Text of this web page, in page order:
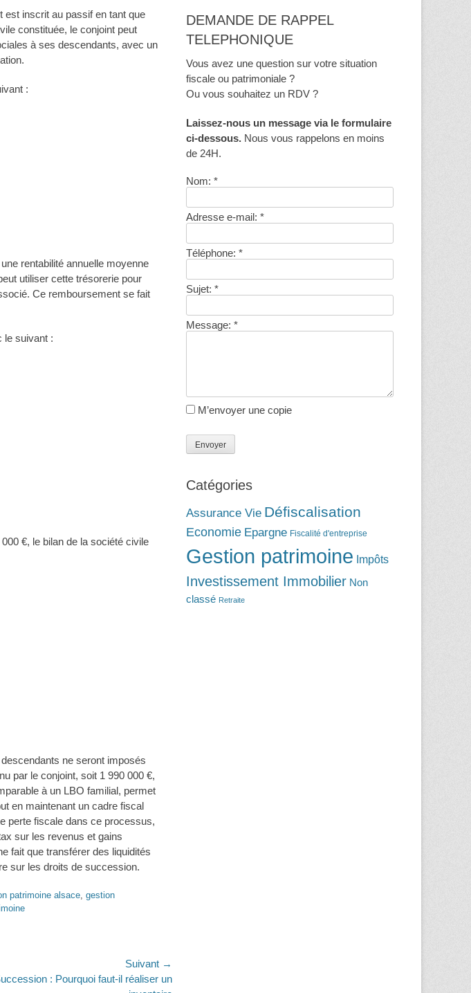
est inscrit au passif en tant que
constituée, le conjoint peut
à ses descendants, avec un
:
rentabilité annuelle moyenne
utiliser cette trésorerie pour
Ce remboursement se fait
le suivant :
€, le bilan de la société civile
ne seront imposés
par le conjoint, soit 1 990 000 €,
à un LBO familial, permet
en maintenant un cadre fiscal
perte fiscale dans ce processus,
sur les revenus et gains
fait que transférer des liquidités
sur les droits de succession.
patrimoine alsace gestion
Suivant →
: Pourquoi faut-il réaliser un
DEMANDE DE RAPPEL
TELEPHONIQUE
Vous avez une question sur votre situation
fiscale ou patrimoniale ?
Ou vous souhaitez un RDV ?
Laissez-nous un message via le formulaire
ci-dessous. Nous vous rappelons en moins
de 24H.
Nom: *
Adresse e-mail: *
Téléphone: *
Sujet: *
Message: *
M’envoyer une copie
Catégories
Assurance Vie Défiscalisation
Economie Epargne Fiscalité d'entreprise
Gestion patrimoine Impôts
Investissement Immobilier Non
classé Retraite